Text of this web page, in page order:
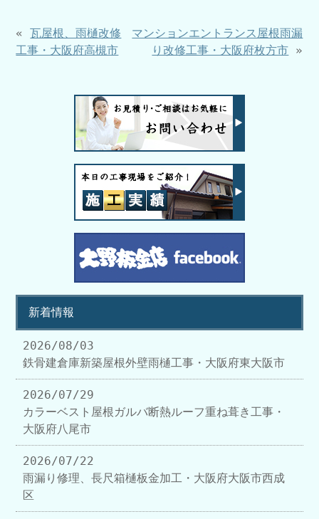
«瓦屋根、雨樋改修
工事・大阪府高槻市
マンションエントランス屋根雨漏
り改修工事・大阪府枚方市 »
新着情報
2026/08/03
鉄骨建倉庫新築屋根外壁雨樋工事・大阪府東大阪市
2026/07/29
カラーベスト屋根ガルバ断熱ルーフ重ね葺き工事・
大阪府八尾市
2026/07/22
雨漏り修理、長尺箱樋板金加工・大阪府大阪市西成
区